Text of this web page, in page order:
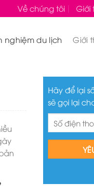
Về chúng tôi Giới
nghiệm du lịch Giới
Hãy để lại
sẽ gọi lại